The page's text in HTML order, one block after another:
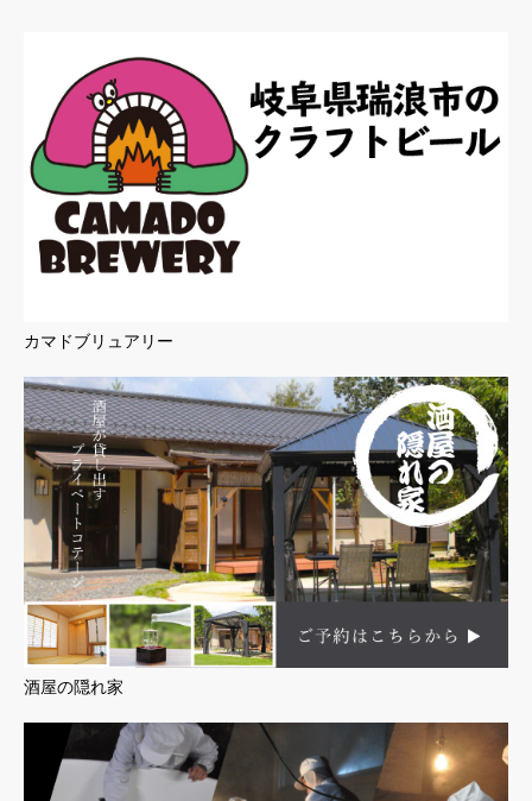
カマドブリュアリー
酒屋の隠れ家